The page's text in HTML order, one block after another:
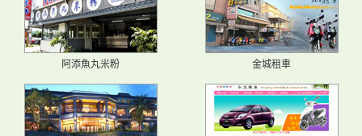
阿添魚丸米粉 金城租車